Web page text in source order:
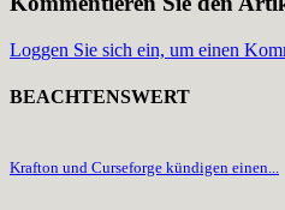
Loggen Sie sich ein, um einen
BEACHTENSWERT
Krafton und Curseforge kündigen einen...